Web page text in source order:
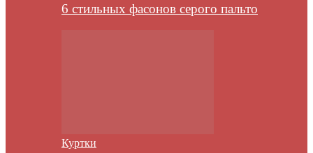
6 стильных фасонов серого пальто
Куртки